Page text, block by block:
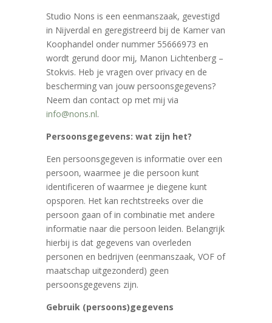
Studio Nons is een eenmanszaak, gevestigd
in Nijverdal en geregistreerd bij de Kamer van
Koophandel onder nummer 55666973 en
wordt gerund door mij, Manon Lichtenberg –
Stokvis. Heb je vragen over privacy en de
bescherming van jouw persoonsgegevens?
Neem dan contact op met mij via
info@nons.nl.
Persoonsgegevens: wat zijn het?
Een persoonsgegeven is informatie over een
persoon, waarmee je die persoon kunt
identificeren of waarmee je diegene kunt
opsporen. Het kan rechtstreeks over die
persoon gaan of in combinatie met andere
informatie naar die persoon leiden. Belangrijk
hierbij is dat gegevens van overleden
personen en bedrijven (eenmanszaak, VOF of
maatschap uitgezonderd) geen
persoonsgegevens zijn.
Gebruik (persoons)gegevens